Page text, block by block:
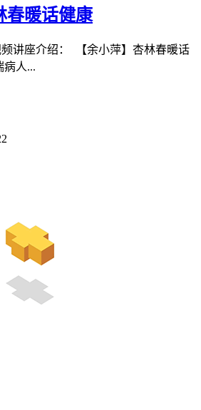
春暖话健康
讲座介绍： 【余小萍】杏林春暖话
病人...